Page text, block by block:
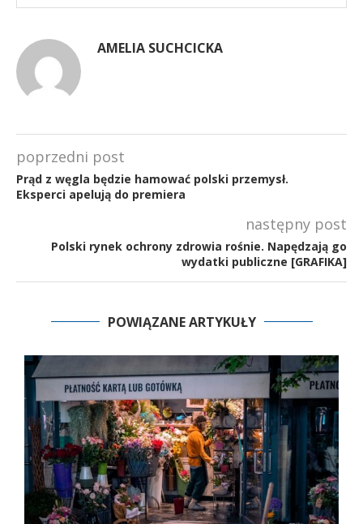
AMELIA SUCHCICKA
poprzedni post
Prąd z węgla będzie hamować polski przemysł.
Eksperci apelują do premiera
następny post
Polski rynek ochrony zdrowia rośnie. Napędzają go
wydatki publiczne [GRAFIKA]
POWIĄZANE ARTYKUŁY